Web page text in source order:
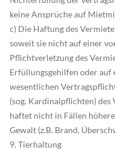
keine Ansprüche auf
c) Die Haftung des
soweit sie nicht auf einer
Pflichtverletzung des
Erfüllungsgehilfen oder auf
wesentlichen
(sog. Kardinalpflichten)
haftet nicht in Fällen
Gewalt (z.B. Brand,
9. Tierhaltung